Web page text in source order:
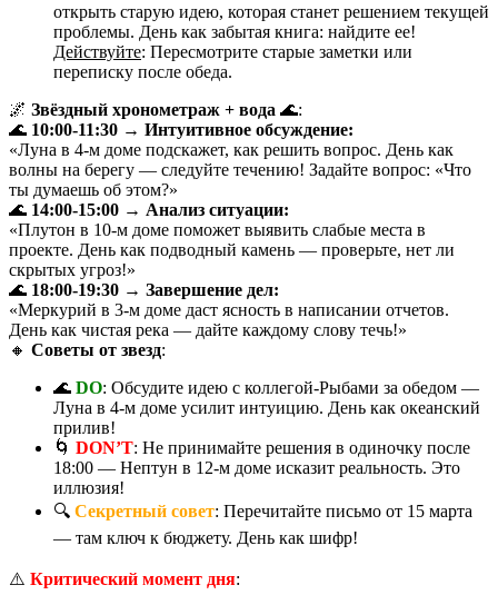
открыть старую идею, которая станет решением текущей
проблемы. День как забытая книга: найдите ее!
Действуйте: Пересмотрите старые заметки или
переписку после обеда.
🌌 Звёздный хронометраж + вода 🌊:
🌊 10:00-11:30 → Интуитивное обсуждение:
«Луна в 4-м доме подскажет, как решить вопрос. День как
волны на берегу — следуйте течению! Задайте вопрос: «Что
ты думаешь об этом?»
🌊 14:00-15:00 → Анализ ситуации:
«Плутон в 10-м доме поможет выявить слабые места в
проекте. День как подводный камень — проверьте, нет ли
скрытых угроз!»
🌊 18:00-19:30 → Завершение дел:
«Меркурий в 3-м доме даст ясность в написании отчетов.
День как чистая река — дайте каждому слову течь!»
🔸 Советы от звезд:
🌊 DO: Обсудите идею с коллегой-Рыбами за обедом —
Луна в 4-м доме усилит интуицию. День как океанский
прилив!
🌀 DON’T: Не принимайте решения в одиночку после
18:00 — Нептун в 12-м доме исказит реальность. Это
иллюзия!
🔍 Секретный совет: Перечитайте письмо от 15 марта
— там ключ к бюджету. День как шифр!
⚠️ Критический момент дня: